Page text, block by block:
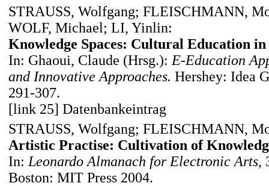
STRAUSS, Wolfgang; FLEISCHMANN,
WOLF, Michael; LI, Yinlin:
Knowledge Spaces: Cultural Education
In: Ghaoui, Claude (Hrsg.): E-Education
and Innovative Approaches. Hershey: Idea
291-307.
[link 25] Datenbankeintrag
STRAUSS, Wolfgang; FLEISCHMANN,
Artistic Practise: Cultivation of
In: Leonardo Almanach for Electronic Arts,
Boston: MIT Press 2004.